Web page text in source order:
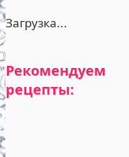
Загрузка...
Рекомендуем
рецепты: